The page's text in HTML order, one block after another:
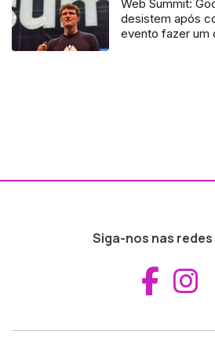
Web Summit:
desistem após
evento fazer um
Siga-nos nas